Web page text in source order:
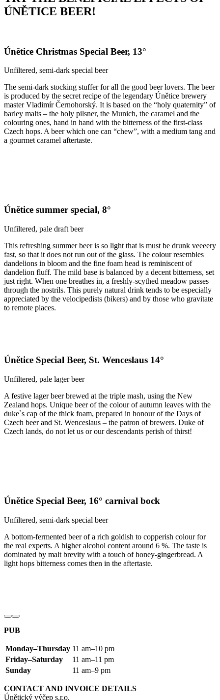
ÚNĚTICE BEER!
Únětice Christmas Special Beer, 13°
Unfiltered, semi-dark special beer
The semi-dark stocking stuffer for all the good beer lovers. The beer
is produced by the secret recipe of the legendary Únětice brewery
master Vladimír Černohorský. It is based on the “holy quaternity” of
barley malts – the holy pilsner, the Munich, the caramel and the
colouring ones, hand in hand with the bitterness of the first-class
Czech hops. A beer which one can “chew”, with a medium tang and
a gourmet caramel aftertaste.
Únětice summer special, 8°
Unfiltered, pale draft beer
This refreshing summer beer is so light that is must be drunk veeeery
fast, so that it does not run out of the glass. The colour resembles
dandelions in bloom and the fine foam head is reminiscent of
dandelion fluff. The mild base is balanced by a decent bitterness, set
just right. When one breathes in, a freshly-scythed meadow passes
through the nostrils. This purely natural drink tends to be especially
appreciated by the velocipedists (bikers) and by those who gravitate
to remote places.
Únětice Special Beer, St. Wenceslaus 14°
Unfiltered, pale lager beer
A festive lager beer brewed at the triple mash, using the New
Zealand hops. Unique beer of the colour of autumn leaves with the
duke`s cap of the thick foam, prepared in honour of the Days of
Czech beer and St. Wenceslaus – the patron of brewers. Duke of
Czech lands, do not let us or our descendants perish of thirst!
Únětice Special Beer, 16° carnival bock
Unfiltered, semi-dark special beer
A bottom-fermented beer of a rich goldish to copperish colour for
the real experts. A higher alcohol content around 6 %. The taste is
dominated by malt brevity with a touch of honey-gingerbread. A
light hops bitterness comes then in the aftertaste.
PUB
Monday–Thursday 11 am–10 pm
Friday–Saturday
11 am–11 pm
Sunday
11 am–9 pm
CONTACT AND INVOICE DETAILS
Únětický výčep s.r.o.